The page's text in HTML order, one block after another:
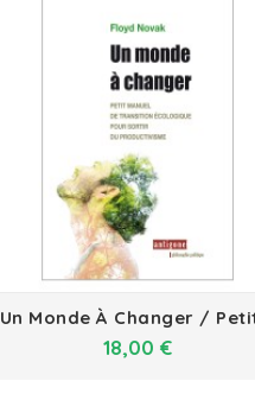
Un Monde À Changer /
Prix
18,00 €